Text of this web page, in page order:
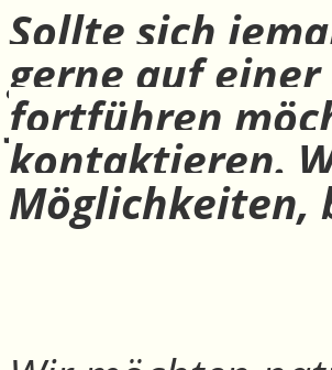
Sollte sich
gerne auf
fortführen
kontaktieren.
Möglichkeiten,